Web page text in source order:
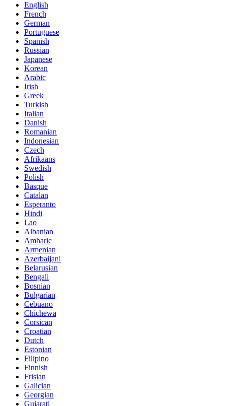
English
French
German
Portuguese
Spanish
Russian
Japanese
Korean
Arabic
Irish
Greek
Turkish
Italian
Danish
Romanian
Indonesian
Czech
Afrikaans
Swedish
Polish
Basque
Catalan
Esperanto
Hindi
Lao
Albanian
Amharic
Armenian
Azerbaijani
Belarusian
Bengali
Bosnian
Bulgarian
Cebuano
Chichewa
Corsican
Croatian
Dutch
Estonian
Filipino
Finnish
Frisian
Galician
Georgian
Gujarati